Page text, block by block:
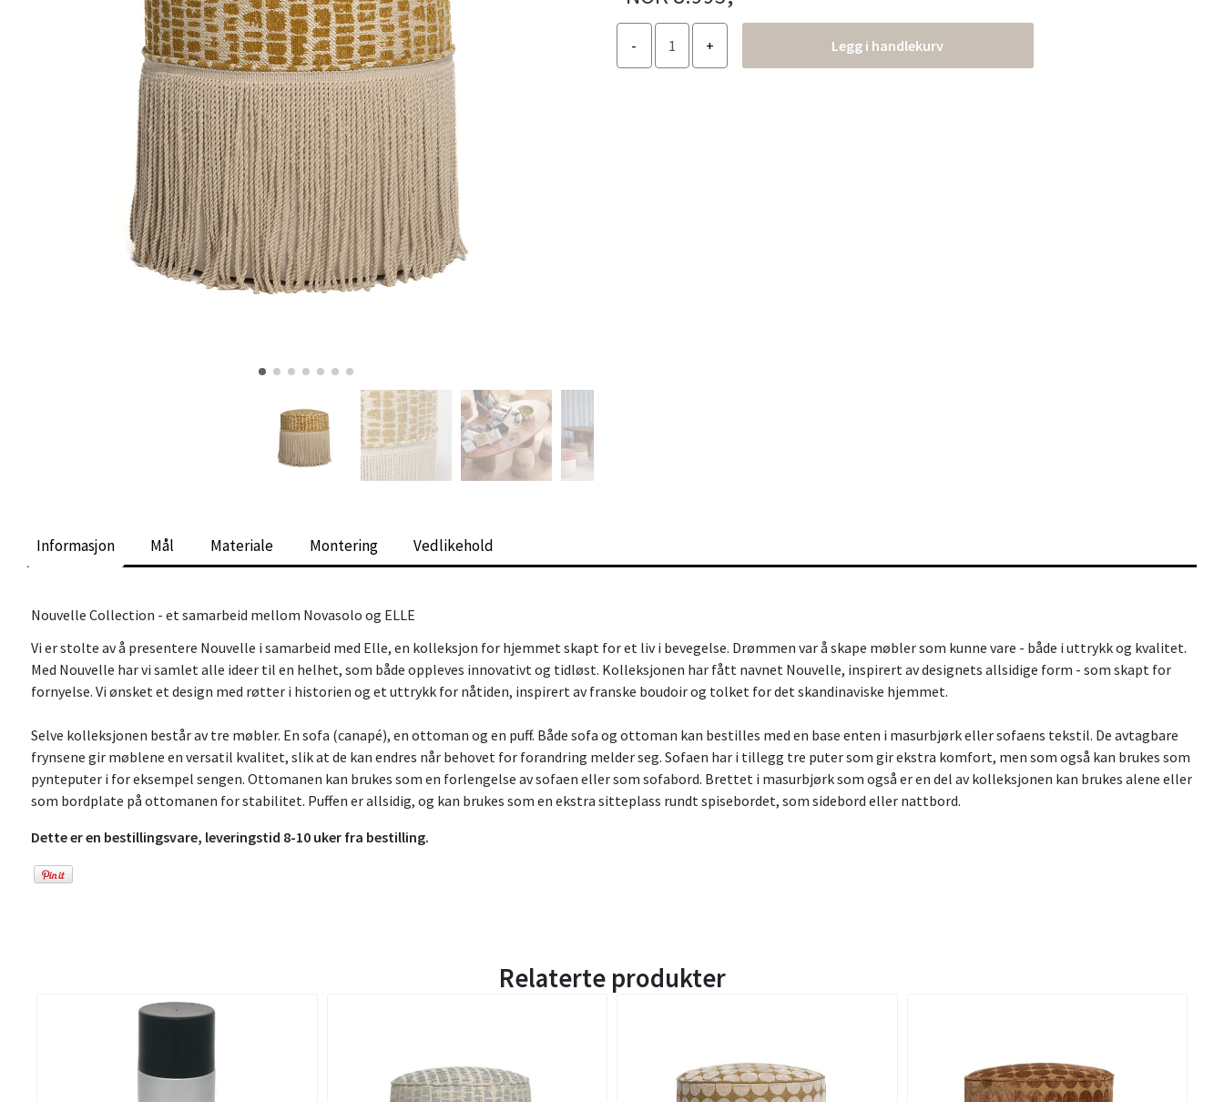
Legg i handlekurv
Informasjon Mål Materiale Montering Vedlikehold
Nouvelle Collection - et samarbeid mellom Novasolo og ELLE
Vi er stolte av å presentere Nouvelle i samarbeid med Elle, en kolleksjon for hjemmet skapt for et liv i bevegelse. Drømmen var å skape møbler som kunne vare - både i uttrykk og kvalitet.
Med Nouvelle har vi samlet alle ideer til en helhet, som både oppleves innovativt og tidløst. Kolleksjonen har fått navnet Nouvelle, inspirert av designets allsidige form - som skapt for
fornyelse. Vi ønsket et design med røtter i historien og et uttrykk for nåtiden, inspirert av franske boudoir og tolket for det skandinaviske hjemmet.
Selve kolleksjonen består av tre møbler. En sofa (canapé), en ottoman og en puff. Både sofa og ottoman kan bestilles med en base enten i masurbjørk eller sofaens tekstil. De avtagbare
frynsene gir møblene en versatil kvalitet, slik at de kan endres når behovet for forandring melder seg. Sofaen har i tillegg tre puter som gir ekstra komfort, men som også kan brukes som
pynteputer i for eksempel sengen. Ottomanen kan brukes som en forlengelse av sofaen eller som sofabord. Brettet i masurbjørk som også er en del av kolleksjonen kan brukes alene eller
som bordplate på ottomanen for stabilitet. Puffen er allsidig, og kan brukes som en ekstra sitteplass rundt spisebordet, som sidebord eller nattbord.
Dette er en bestillingsvare, leveringstid 8-10 uker fra bestilling.
Relaterte produkter